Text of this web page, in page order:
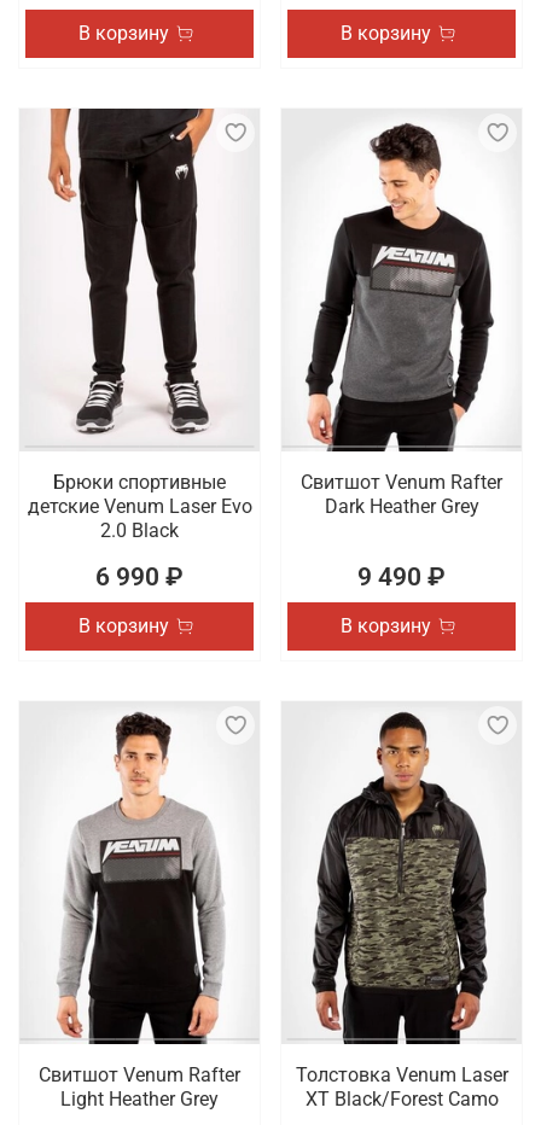
В корзину В корзину
Брюки спортивные
детские Venum Laser Evo
2.0 Black
6 990 ₽
В корзину
Свитшот Venum Rafter
Dark Heather Grey
9 490 ₽
В корзину
Свитшот Venum Rafter
Light Heather Grey
Толстовка Venum Laser
XT Black/Forest Camo